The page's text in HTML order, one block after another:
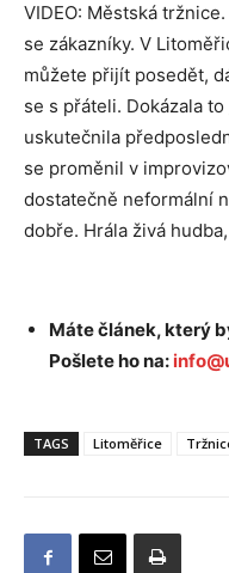
VIDEO: Městská
se zákazníky. V
můžete přijít posedět,
se s přáteli. Dokázala
uskutečnila
se proměnil v
dostatečně neformální
dobře. Hrála živá
Máte článek, který
Pošlete ho na:
TAGS Litoměřice